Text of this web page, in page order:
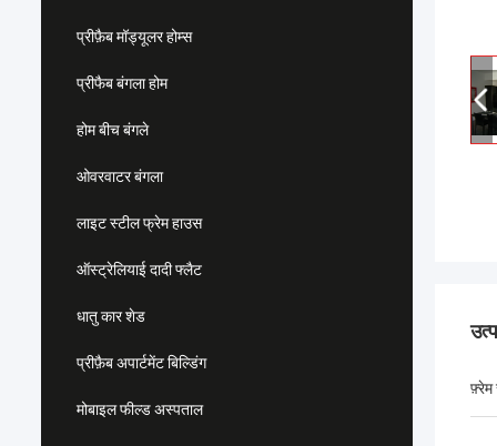
प्रीफ़ैब मॉड्यूलर होम्स
प्रीफैब बंगला होम
होम बीच बंगले
ओवरवाटर बंगला
लाइट स्टील फ्रेम हाउस
ऑस्ट्रेलियाई दादी फ्लैट
धातु कार शेड
प्रीफ़ैब अपार्टमेंट बिल्डिंग
मोबाइल फील्ड अस्पताल
फ़्रेम